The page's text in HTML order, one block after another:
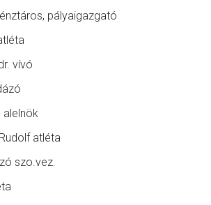
pályaigazgató
vívó
alelnök
atléta
szo.vez.